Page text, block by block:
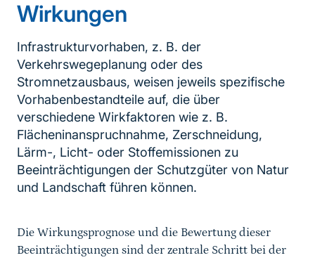
Wirkungen
Infrastrukturvorhaben, z. B. der
Verkehrswegeplanung oder des
Stromnetzausbaus, weisen jeweils spezifische
Vorhabenbestandteile auf, die über
verschiedene Wirkfaktoren wie z. B.
Flächeninanspruchnahme, Zerschneidung,
Lärm-, Licht- oder Stoffemissionen zu
Beeinträchtigungen der Schutzgüter von Natur
und Landschaft führen können.
Die Wirkungsprognose und die Bewertung dieser
Beeinträchtigungen sind der zentrale Schritt bei der